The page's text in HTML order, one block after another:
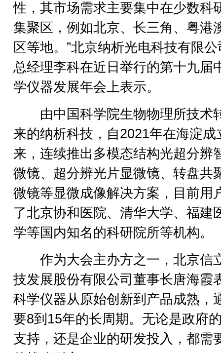
性，其市场需求主要集中在少数科
集聚区，例如北京、长三角、粤港
区等地。”北京纳析光电科技有限
总经理李科在近日举行的第十九届
学仪器发展年会上表示。
由中国科学院生物物理所技术
来的纳析科技，自2021年在海淀成
来，连续推出多模态结构光超分辨
微镜、超分辨光片显微镜、转盘共
微镜等显微成像解决方案，目前用
了北京协和医院、清华大学、福建
学等国内知名的科研院所等机构。
作为大会主办方之一，北京信
技发展股份有限公司董事长唐海霞
科学仪器从原始创新到产品成熟，
要8到15年的长周期。无论是政府
支持，还是企业的研发投入，都需